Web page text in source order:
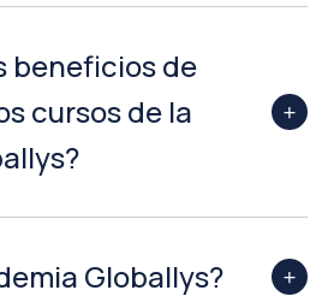
beneficios de
cursos de la
Globallys?